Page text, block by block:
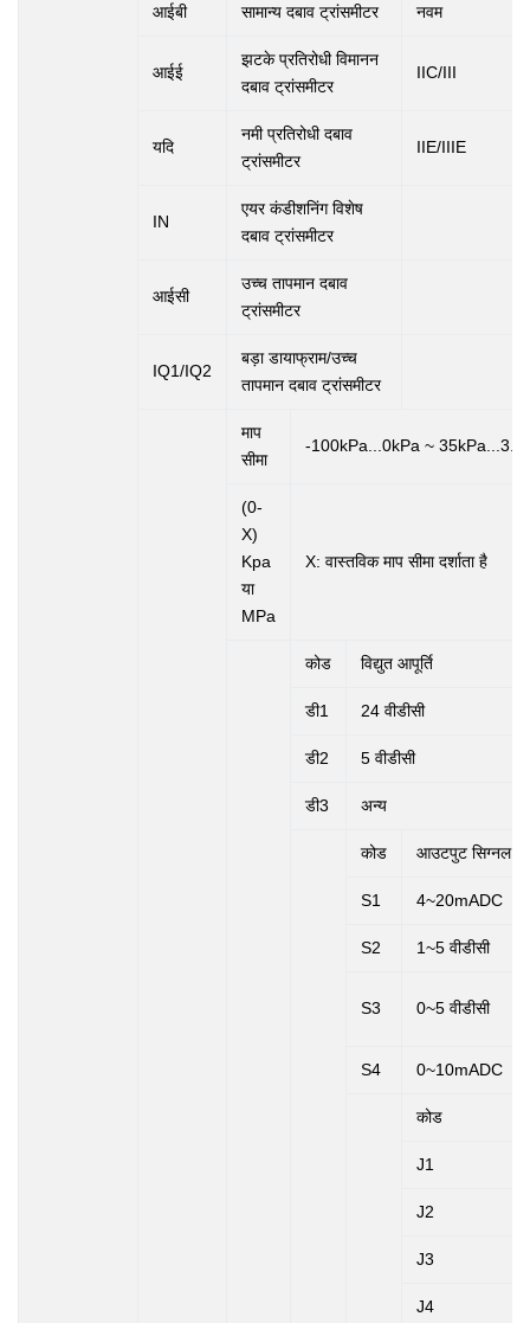
आईबी सामान्य दबाव ट्रांसमीटर नवम
आईई
झटके प्रतिरोधी विमानन
दबाव ट्रांसमीटर
IIC/III
यदि
नमी प्रतिरोधी दबाव
ट्रांसमीटर
IIE/IIIE
IN
एयर कंडीशनिंग विशेष
दबाव ट्रांसमीटर
आईसी
उच्च तापमान दबाव
ट्रांसमीटर
IQ1/IQ2
बड़ा डायाफ्राम/उच्च
तापमान दबाव ट्रांसमीटर
माप
सीमा
-100kPa...0kPa ~
(0-
X)
Kpa
या
MPa
X: वास्तविक माप सीमा दर्शाता है
कोड विद्युत आपूर्ति
डी1 24 वीडीसी
डी2 5 वीडीसी
डी3 अन्य
कोड आउटपुट सिग्नल
S1 4~20mADC
S2 1~5 वीडीसी
S3 0~5 वीडीसी
S4 0~10mADC
कोड
J1
J2
J3
J4